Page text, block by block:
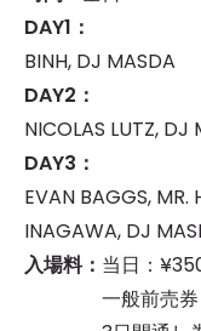
DAY1：
BINH, DJ MASDA
DAY2：
NICOLAS LUTZ, DJ
DAY3：
EVAN BAGGS, MR.
INAGAWA, DJ
入場料： 当日：
一般前売券